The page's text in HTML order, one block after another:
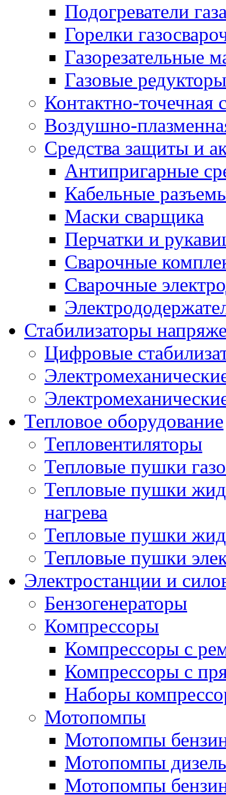
Подогреватели
Горелки
Газорезательные
Газовые редукторы
Контактно-точечная
Воздушно-
Средства защиты и
Антипригарные
Кабельные
Маски сварщика
Перчатки и
Сварочные
Сварочные
Стабилизаторы
Цифровые
Тепловое оборудование
Тепловентиляторы
Тепловые пушки
Тепловые пушки
нагрева
Тепловые пушки
Тепловые пушки
Электростанции и
Бензогенераторы
Компрессоры
Компрессоры с
Компрессоры с
Наборы
Мотопомпы
Мотопомпы
Мотопомпы
Мотопомпы